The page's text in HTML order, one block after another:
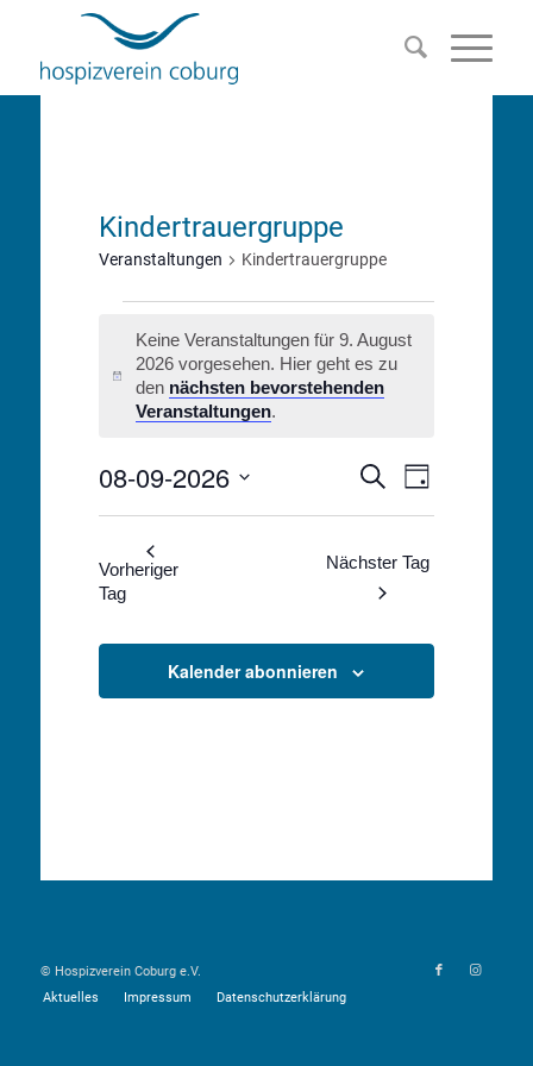
Kindertrauergruppe
Veranstaltungen Kindertrauergruppe
Veranstaltungen
für
August
2026
Hinweis
Keine Veranstaltungen für 9. August
2026 vorgesehen. Hier geht es zu
den nächsten bevorstehenden
Veranstaltungen.
Suche
und
Navigation
Suche
Tag
08-09-2026
Vorheriger
Tag
Nächster Tag
Kalender abonnieren
© Hospizverein Coburg e.V.
Aktuelles
Impressum Datenschutzerklärung